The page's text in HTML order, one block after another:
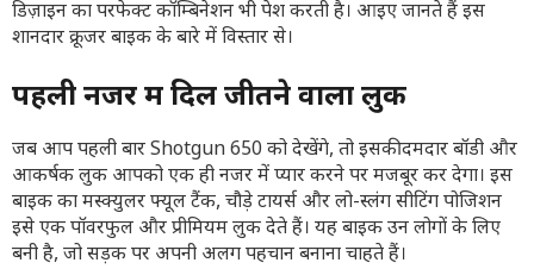
डिज़ाइन का परफेक्ट कॉम्बिनेशन भी पेश करती है। आइए जानते हैं इस
शानदार क्रूजर बाइक के बारे में विस्तार से।
पहली नजर में दिल जीतने वाला लुक
जब आप पहली बार Shotgun 650 को देखेंगे, तो इसकी दमदार बॉडी और
आकर्षक लुक आपको एक ही नजर में प्यार करने पर मजबूर कर देगा। इस
बाइक का मस्क्युलर फ्यूल टैंक, चौड़े टायर्स और लो-स्लंग सीटिंग पोजिशन
इसे एक पॉवरफुल और प्रीमियम लुक देते हैं। यह बाइक उन लोगों के लिए
बनी है, जो सड़क पर अपनी अलग पहचान बनाना चाहते हैं।